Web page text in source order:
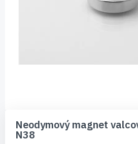
začiatok
galérie
Neodymový magnet
N38